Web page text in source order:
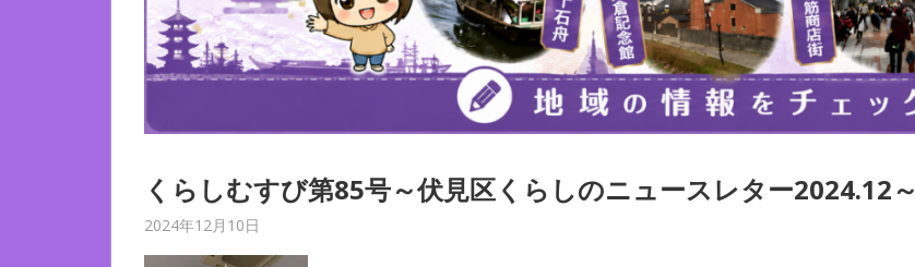
伏
見
区
編
くらしむすび第85号～伏見区くらしのニュースレター2024.12～
2024年12月10日